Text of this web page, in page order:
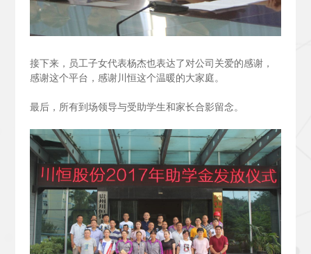
接下来，员工子女代表杨杰也表达了对公司关爱的感谢，
感谢这个平台，感谢川恒这个温暖的大家庭。
最后，所有到场领导与受助学生和家长合影留念。